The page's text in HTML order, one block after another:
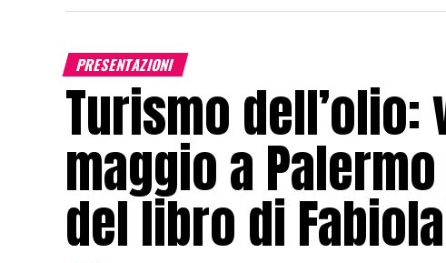
PRESENTAZIONI
Turismo dell’olio:
maggio a
del libro di